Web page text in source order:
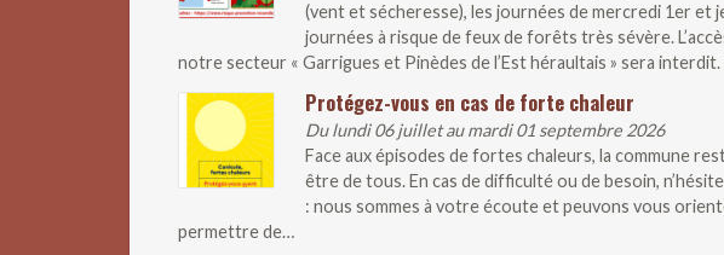
(vent et sécheresse), les journées de mercredi 1er et
journées à risque de feux de forêts très sévère.
notre secteur « Garrigues et Pinèdes de l’Est héraultais » sera interdit.
Protégez-vous en cas de forte chaleur
Du lundi 06 juillet au mardi 01 septembre 2026
Face aux épisodes de fortes chaleurs, la commune
être de tous. En cas de difficulté ou de besoin,
: nous sommes à votre écoute et peuvons vous
permettre de…